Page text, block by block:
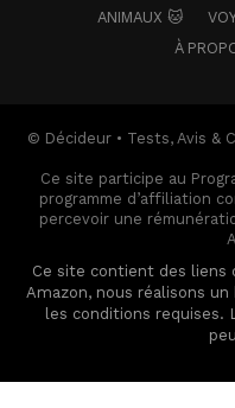
ANIMAUX 🐱
À
© Décideur • Tests, Avis &
Ce site participe au
programme d’affiliation
percevoir une
Ce site contient des liens
Amazon, nous réalisons
les conditions requises.